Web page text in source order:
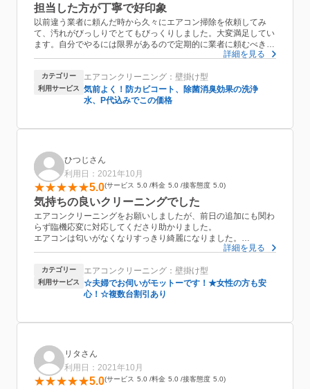
担当した方が丁寧で好印象
以前違う業者に頼んだ時から久々にエアコン掃除を依頼してみ
て、汚れがびっしりでとてもびっくりしました。大変満足してい
ます。自分でやるには限界があるので定期的に業者に頼むべきな
のだと思いました。以前別のところで頼んだ時に来てもらった方
詳細を見る
カテゴリー エアコンクリーニング：壁掛け型
利用サービス
気前よく！防カビコート、除菌消臭効果の洗浄
水、P代込みでこの価格
ひつじさん
利用日：2021年10月
5.0 サービス 5.0 料金 5.0 接客態度 5.0
気持ちの良いクリーニングでした
エアコンクリーニングをお願いしましたが、前日の追加にも関わ
らず臨機応変に対応してくださり助かりました。
エアコンは匂いがなくなりすっきり綺麗になりました。
またクリーニングが必要なところが出ましたらお願いしたいと思
います。
詳細を見る
カテゴリー エアコンクリーニング：壁掛け型
利用サービス
☆夫婦でお伺いがモットーです！★女性の方も安
心！☆複数台割引あり
リタさん
利用日：2021年10月
5.0 サービス 5.0 料金 5.0 接客態度 5.0